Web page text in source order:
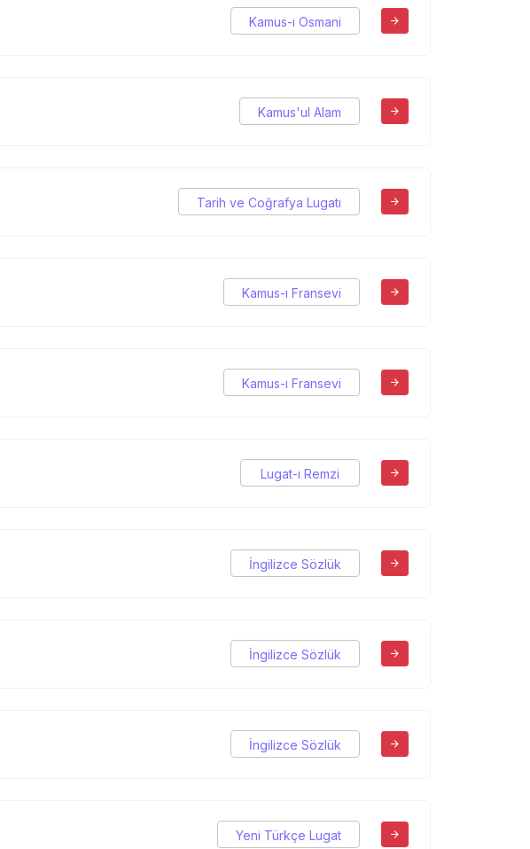
Kamus-ı Osmani
Kamus'ul Alam
Tarih ve Coğrafya Lugatı
Kamus-ı Fransevi
Kamus-ı Fransevi
Lugat-ı Remzi
İngilizce Sözlük
İngilizce Sözlük
İngilizce Sözlük
Yeni Türkçe Lugat